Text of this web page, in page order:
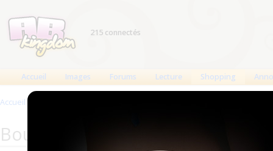
215 connectés
Accueil Images Forums Lecture Shopping
Accueil >
Boutique : Parapharmacie Facile